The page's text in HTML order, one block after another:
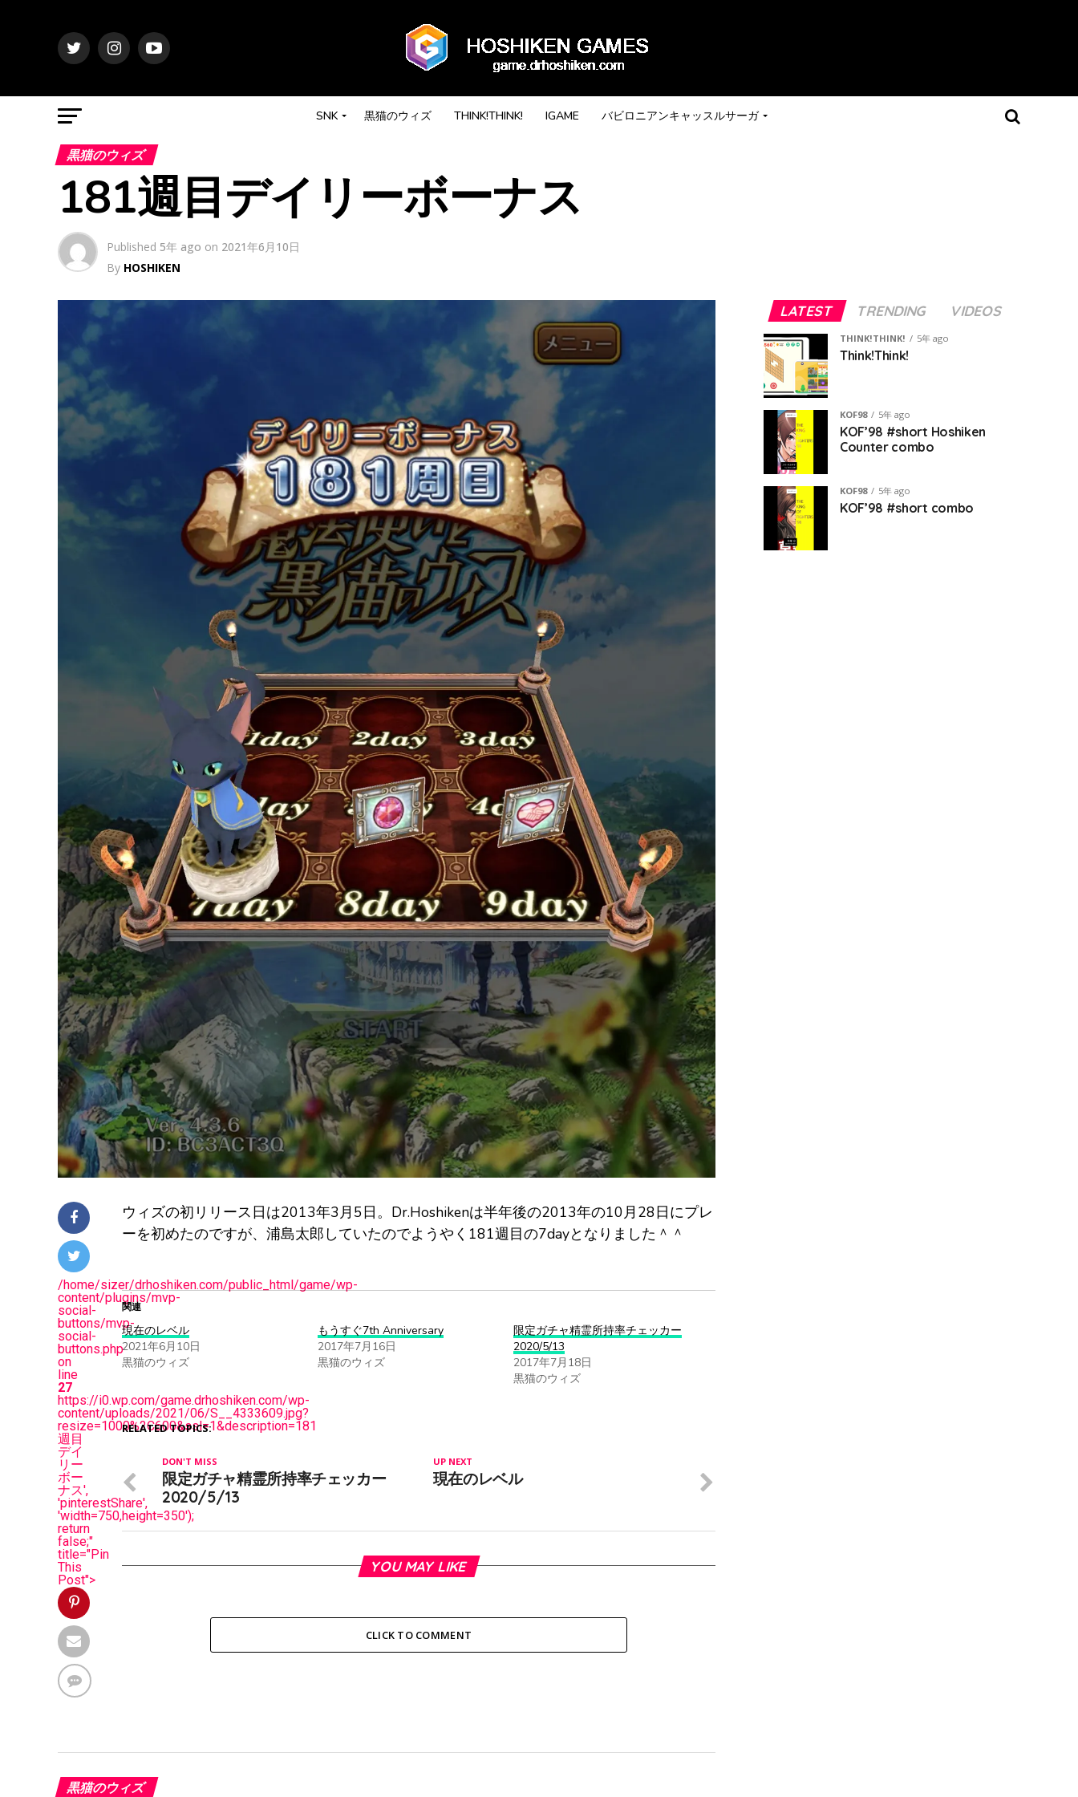
SNK 黒猫のウィズ THINK!THINK! IGAME バビロニアンキャッスルサーガ
黒猫のウィズ
181週目デイリーボーナス
Published 5年 ago on 2021年6月10日
By HOSHIKEN
/home/sizer/drhoshiken.com/public_html/game/wp-
content/plugins/mvp-
social-
buttons/mvp-
social-
buttons.php
on
line
27
https://i0.wp.com/game.drhoshiken.com/wp-
content/uploads/2021/06/S__4333609.jpg?
resize=1000%2C600&ssl=1&description=181
週目
デイ
リー
ボー
ナス',
'pinterestShare',
'width=750,height=350');
return
false;"
title="Pin
This
Post">
ウィズの初リリース日は2013年3月5日。Dr.Hoshikenは半年後の2013年の10月28日にプレ
ーを初めたのですが、浦島太郎していたのでようやく181週目の7dayとなりました＾＾
関連
現在のレベル
2021年6月10日
黒猫のウィズ
もうすぐ7th Anniversary
2017年7月16日
黒猫のウィズ
限定ガチャ精霊所持率チェッカー
2020/5/13
2017年7月18日
黒猫のウィズ
RELATED TOPICS:
UP NEXT
現在のレベル
DON'T MISS
限定ガチャ精霊所持率チェッカー
2020/5/13
YOU MAY LIKE
CLICK TO COMMENT
黒猫のウィズ
LATEST TRENDING VIDEOS
THINK!THINK! 5年 ago
Think!Think!
KOF98 5年 ago
KOF’98 #short Hoshiken
Counter combo
KOF98 5年 ago
KOF’98 #short combo